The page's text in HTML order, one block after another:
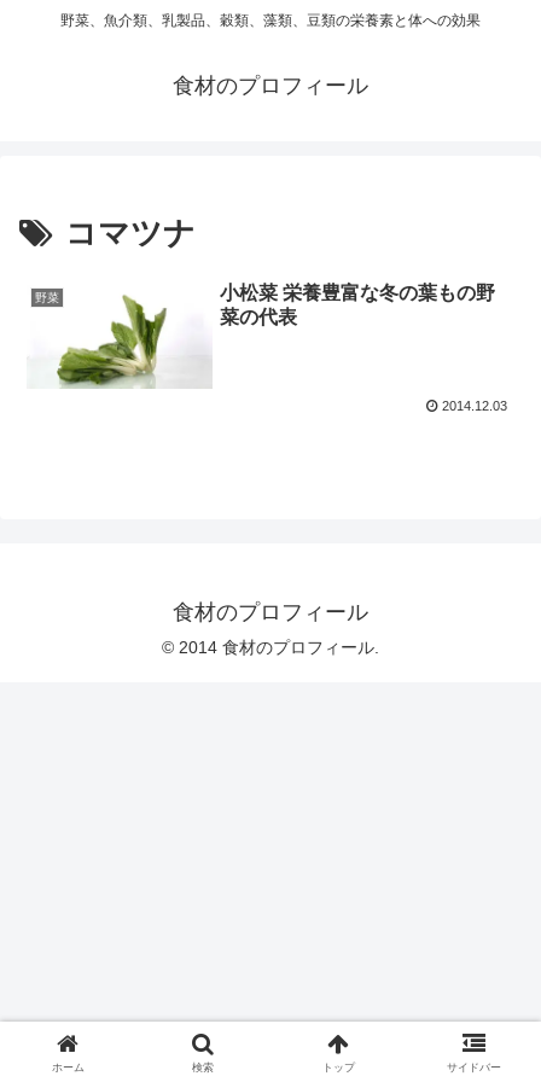
野菜、魚介類、乳製品、穀類、藻類、豆類の栄養素と体への効果
食材のプロフィール
コマツナ
野菜
小松菜 栄養豊富な冬の葉もの野
菜の代表
2014.12.03
食材のプロフィール
© 2014 食材のプロフィール.
ホーム 検索 トップ サイドバー